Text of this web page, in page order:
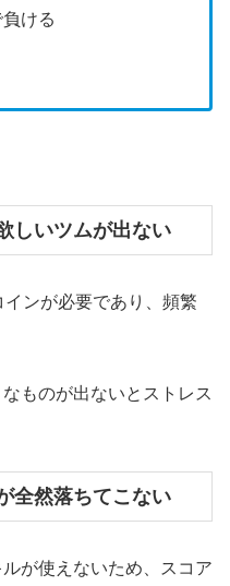
ける
しいツムが出ない
ンが必要であり、頻繁
ものが出ないとストレス
全然落ちてこない
が使えないため、スコア